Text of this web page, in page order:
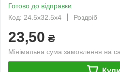
Готово до відправки
Код: 24.5х32.5х4
Роздріб
23,50 ₴
Мінімальна сума замовлення на